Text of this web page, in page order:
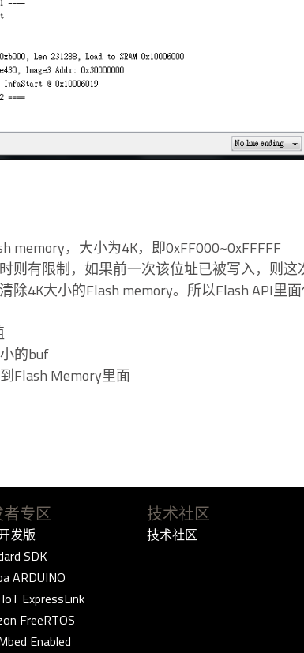
memory，大小为4K，即0xFF000~0xFFFFF
则有限制，如果前一次该位址已被写入，则这
除4K大小的Flash memory。所以Flash API里
的buf
Flash Memory里面
专区
发版
SDK
ARDUINO
ExpressLink
FreeRTOS
Enabled
技术社区
技术社区